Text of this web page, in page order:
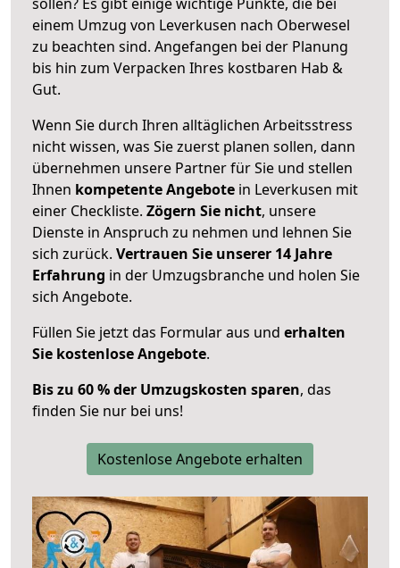
einem Umzug von Leverkusen nach Oberwesel
zu beachten sind. Angefangen bei der Planung
bis hin zum Verpacken Ihres kostbaren Hab &
Gut.
Wenn Sie durch Ihren alltäglichen Arbeitsstress
nicht wissen, was Sie zuerst planen sollen, dann
übernehmen unsere Partner für Sie und stellen
Ihnen kompetente Angebote in Leverkusen mit
einer Checkliste. Zögern Sie nicht, unsere
Dienste in Anspruch zu nehmen und lehnen Sie
sich zurück. Vertrauen Sie unserer 14 Jahre
Erfahrung in der Umzugsbranche und holen Sie
sich Angebote.
Füllen Sie jetzt das Formular aus und erhalten
Sie kostenlose Angebote.
Bis zu 60 % der Umzugskosten sparen, das
finden Sie nur bei uns!
Kostenlose Angebote erhalten